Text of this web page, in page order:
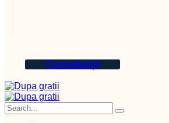
Consultanță